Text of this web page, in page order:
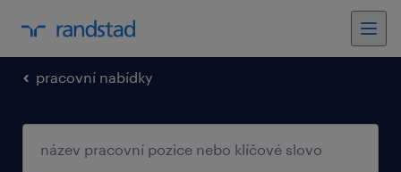
pracovní nabídky